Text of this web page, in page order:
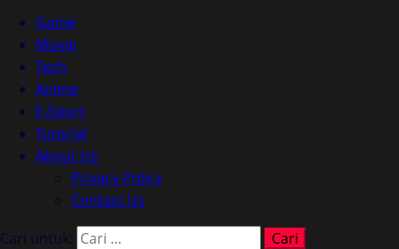
Game
Movie
Tech
Anime
E-Sport
Tutorial
About Us
Privacy Policy
Contact Us
Cari untuk: